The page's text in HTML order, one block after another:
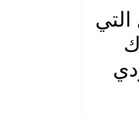
التي